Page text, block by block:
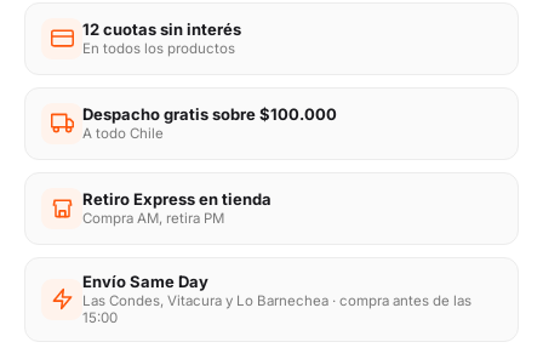
12 cuotas sin interés
En todos los productos
Despacho gratis sobre $100.000
A todo Chile
Retiro Express en tienda
Compra AM, retira PM
Envío Same Day
Las Condes, Vitacura y Lo Barnechea · compra antes de las
15:00